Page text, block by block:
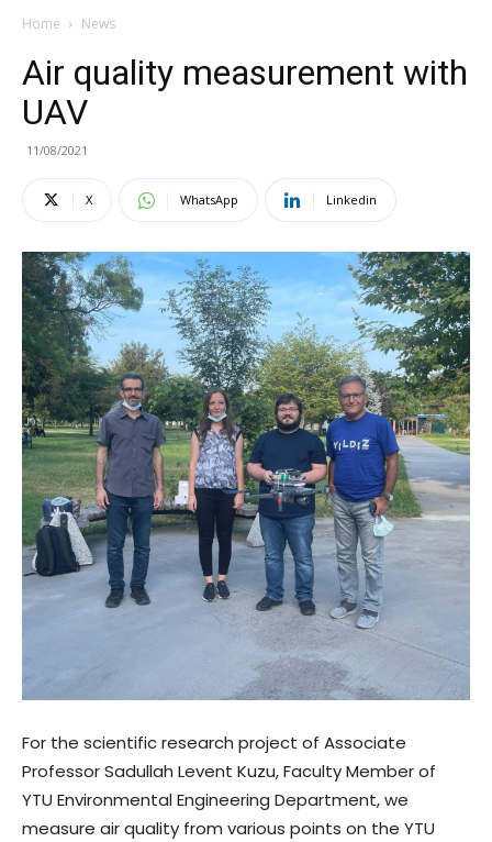
Home News
Air quality measurement with
UAV
11/08/2021
X WhatsApp Linkedin
For the scientific research project of Associate
Professor Sadullah Levent Kuzu, Faculty Member of
YTU Environmental Engineering Department, we
measure air quality from various points on the YTU